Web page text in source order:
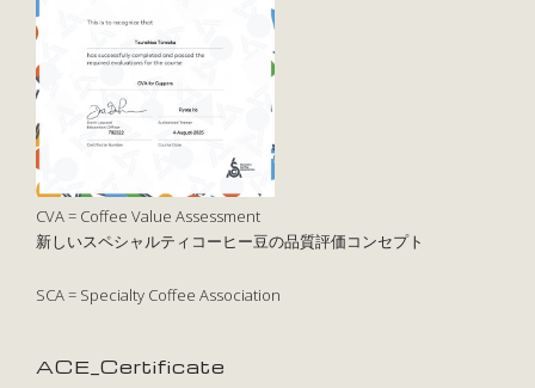
CVA = Coffee Value Assessment
新しいスペシャルティコーヒー豆の品質評価コンセプト
SCA = Specialty Coffee Association
ACE_Certificate